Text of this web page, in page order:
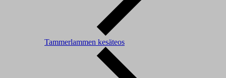
Tammerlammen kesäteos